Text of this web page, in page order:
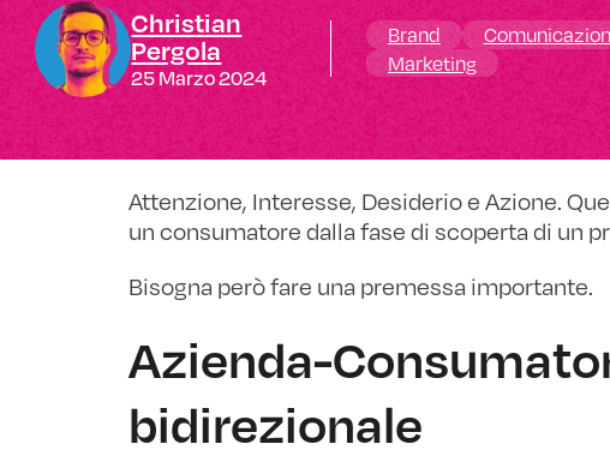
Comunicazione Design
Christian
Pergola
25 Marzo 2024
Brand
Marketing
Attenzione, Interesse, Desiderio e Azione.
un consumatore dalla fase di scoperta di un
Bisogna però fare una premessa importante.
Azienda-
bidirezionale